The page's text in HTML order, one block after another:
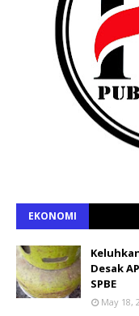
EKONOMI
Desak
SPBE
May 18,